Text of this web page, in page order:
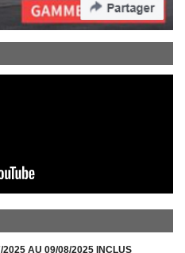
AU 09/08/2025 INCLUS